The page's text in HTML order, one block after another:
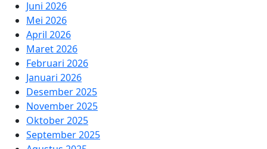
Juni 2026
Mei 2026
April 2026
Maret 2026
Februari 2026
Januari 2026
Desember 2025
November 2025
Oktober 2025
September 2025